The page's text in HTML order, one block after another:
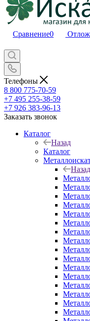
Сравнение0
Телефоны
8 800 775-70-59
+7 495 255-38-59
+7 926 383-96-13
Заказать звонок
Каталог
Назад
Каталог
Назад